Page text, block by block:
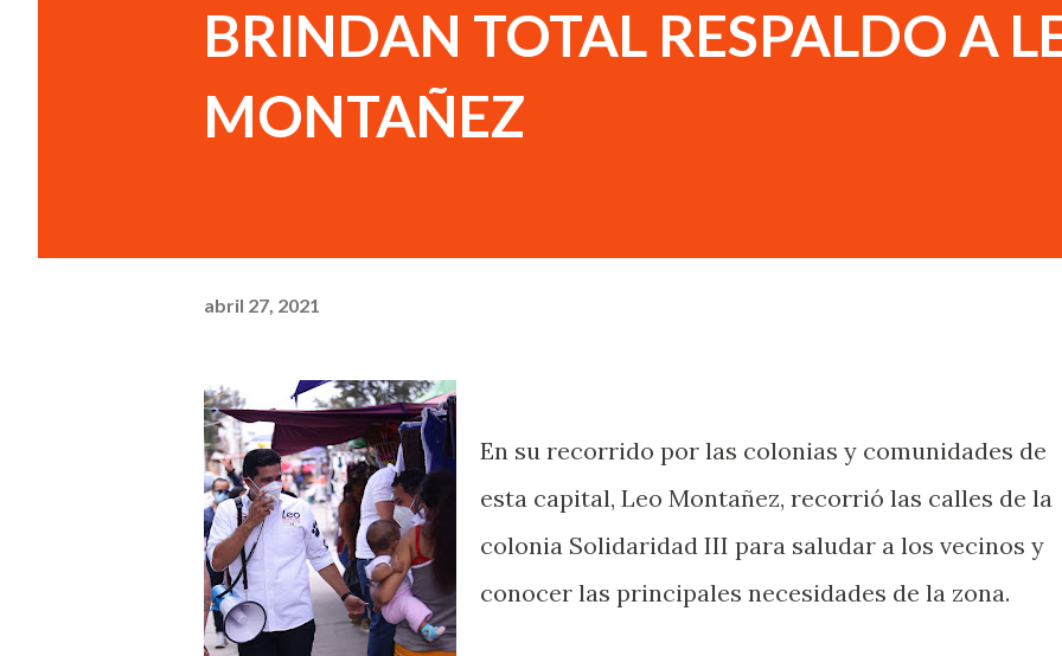
BRINDAN TOTAL RESPALDO A
MONTAÑEZ
abril 27, 2021
En su recorrido por las colonias y comunidades de
esta capital, Leo Montañez, recorrió las calles de la
colonia Solidaridad III para saludar a los vecinos y
conocer las principales necesidades de la zona.